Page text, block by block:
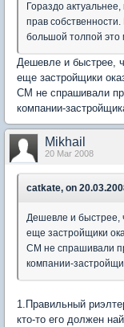
Гораздо
прав
большой толпой
Дешевле и быстрее,
еще застройщики
СМ не спрашивали
компании-
Mikhail
20 Mar 2008
catkate, on
Дешевле и быстрее,
еще застройщики
СМ не спрашивали
компании-
1.Правильный
кто-то его должен